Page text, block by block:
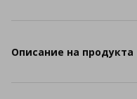
Описание на продукта